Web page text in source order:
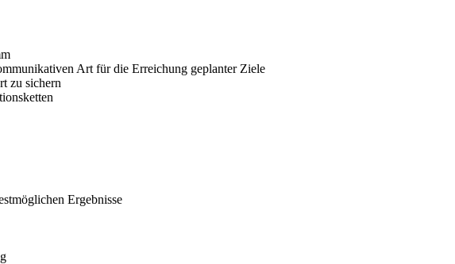
Art für die Erreichung geplanter Ziele
zu sichern
Ergebnisse